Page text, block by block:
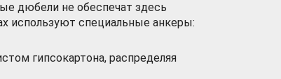
дюбели не обеспечат здесь
используют специальные анкеры:
гипсокартона, распределяя